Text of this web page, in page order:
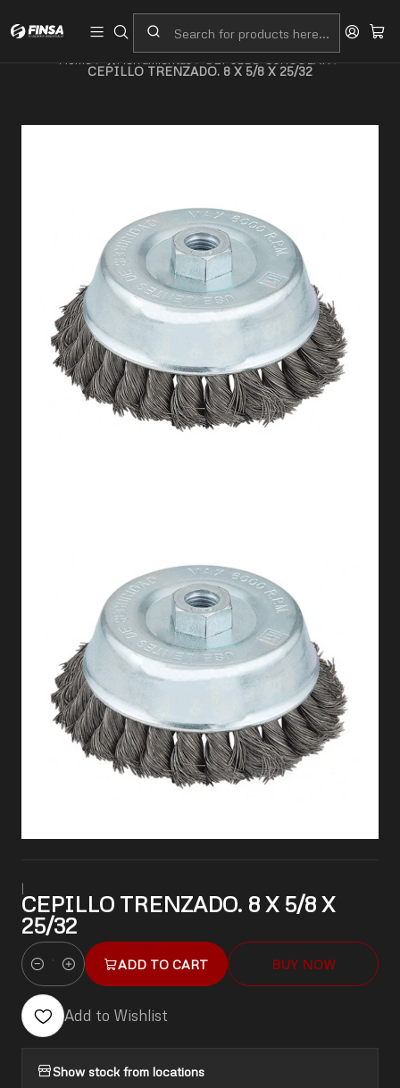
CEPILLO TRENZADO. 8 X 5/8 X 25/32
|
CEPILLO TRENZADO. 8 X 5/8 X
25/32
Quantity
ADD TO CART BUY NOW
Add to Wishlist
Show stock from locations